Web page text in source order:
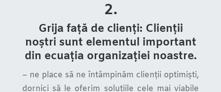
2.
Grija față de clienți: Clienții
noștri sunt elementul important
din ecuația organizației noastre.
– ne place să ne întâmpinăm clienții optimiști,
dornici să le oferim soluțiile cele mai viabile